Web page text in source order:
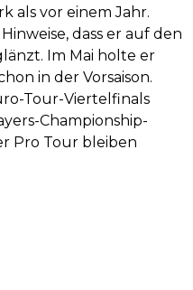
als vor einem Jahr.
dass er auf den
Im Mai holte er
in der Vorsaison.
Tour-Viertelfinals
Championship-
Pro Tour bleiben